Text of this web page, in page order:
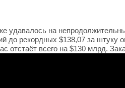
удавалось на
до рекордных $138,07 за штуку
отстаёт всего на $130 млрд.